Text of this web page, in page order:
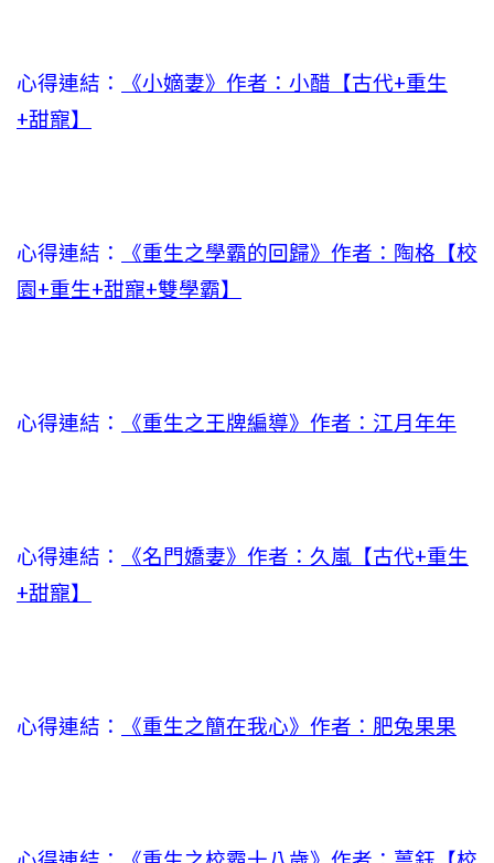
心得連結：
《小嫡妻》作者：小醋【古代+重生
+甜寵】
心得連結：
《重生之學霸的回歸》作者：陶格【校
園+重生+甜寵+雙學霸】
心得連結： 《重生之王牌編導》作者：江月年年
心得連結：
《名門嬌妻》作者：久嵐【古代+重生
+甜寵】
心得連結： 《重生之簡在我心》作者：肥兔果果